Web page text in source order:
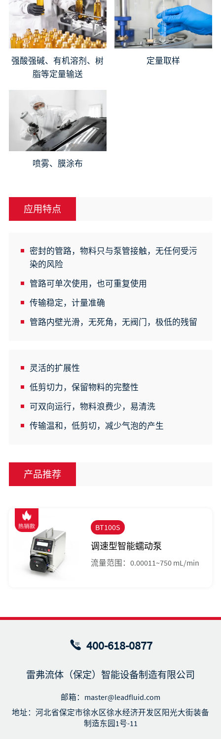
强酸强碱、有机溶剂、树
脂等定量输送
定量取样
喷雾、膜涂布
应用特点
密封的管路，物料只与泵管接触，无任何受污
染的风险
管路可单次使用，也可重复使用
传输稳定，计量准确
管路内壁光滑，无死角，无阀门，极低的残留
灵活的扩展性
低剪切力，保留物料的完整性
可双向运行，物料浪费少，易清洗
传输温和，低剪切，减少气泡的产生
产品推荐
BT100S
调速型智能蠕动泵
流量范围：0.00011~750 mL/min
400-618-0877
雷弗流体（保定）智能设备制造有限公司
邮箱：master@leadfluid.com
地址：河北省保定市徐水区徐水经济开发区阳光大街装备
制造东园1号-11